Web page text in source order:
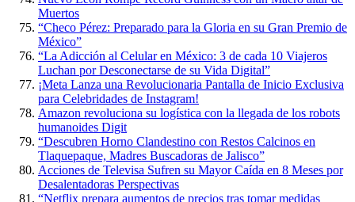
Muertos
“Checo Pérez: Preparado para la Gloria en su Gran Premio de
México”
“La Adicción al Celular en México: 3 de cada 10 Viajeros
Luchan por Desconectarse de su Vida Digital”
¡Meta Lanza una Revolucionaria Pantalla de Inicio Exclusiva
para Celebridades de Instagram!
Amazon revoluciona su logística con la llegada de los robots
humanoides Digit
“Descubren Horno Clandestino con Restos Calcinos en
Tlaquepaque, Madres Buscadoras de Jalisco”
Acciones de Televisa Sufren su Mayor Caída en 8 Meses por
Desalentadoras Perspectivas
“Netflix prepara aumentos de precios tras tomar medidas